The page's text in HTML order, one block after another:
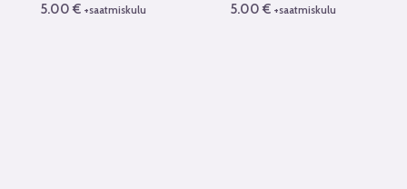
5.00€ +saatmiskulu 5.00€ +saatmiskulu